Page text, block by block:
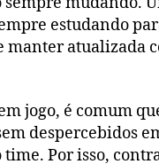
estudando
manter atualizada
jogo, é comum
despercebidos
time. Por isso,